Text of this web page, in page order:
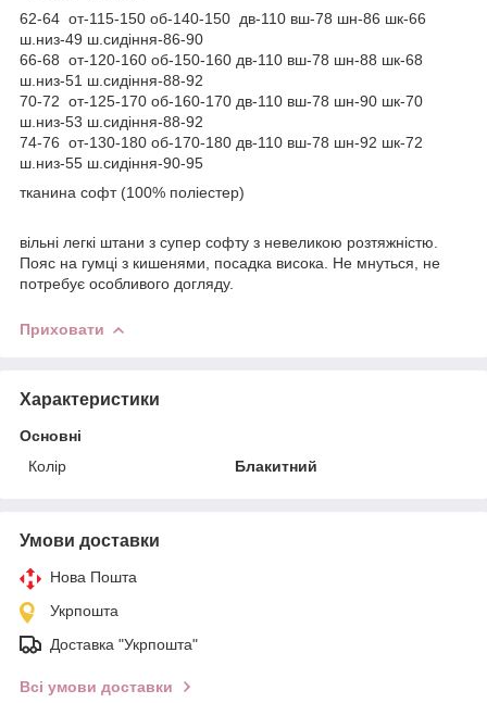
62-64 от-115-150 об-140-150 дв-110 вш-78 шн-86 шк-66
ш.низ-49 ш.сидіння-86-90
66-68 от-120-160 об-150-160 дв-110 вш-78 шн-88 шк-68
ш.низ-51 ш.сидіння-88-92
70-72 от-125-170 об-160-170 дв-110 вш-78 шн-90 шк-70
ш.низ-53 ш.сидіння-88-92
74-76 от-130-180 об-170-180 дв-110 вш-78 шн-92 шк-72
ш.низ-55 ш.сидіння-90-95
тканина софт (100% поліестер)
вільні легкі штани з супер софту з невеликою розтяжністю.
Пояс на гумці з кишенями, посадка висока. Не мнуться, не
потребує особливого догляду.
Приховати
Характеристики
Основні
Колір
Блакитний
Умови доставки
Нова Пошта
Укрпошта
Доставка "Укрпошта"
Всі умови доставки